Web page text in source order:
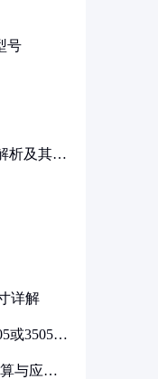
号
析及其在
详解
或3505代
与应用